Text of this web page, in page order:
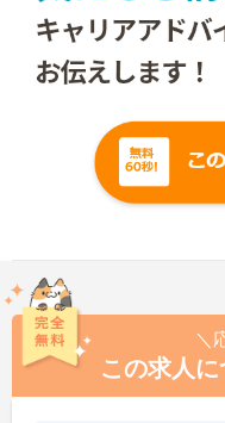
＼
この求人